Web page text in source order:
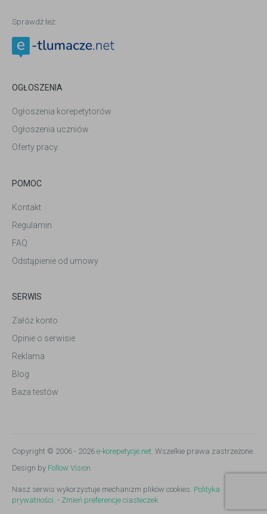
Sprawdź też:
OGŁOSZENIA
Ogłoszenia korepetytorów
Ogłoszenia uczniów
Oferty pracy
POMOC
Kontakt
Regulamin
FAQ
Odstąpienie od umowy
SERWIS
Załóż konto
Opinie o serwisie
Reklama
Blog
Baza testów
Copyright © 2006 - 2026 e-korepetycje.net. Wszelkie prawa zastrzeżone.
Design by Follow Vision
Nasz serwis wykorzystuje mechanizm plików cookies. Polityka
prywatności. - Zmień preferencje ciasteczek